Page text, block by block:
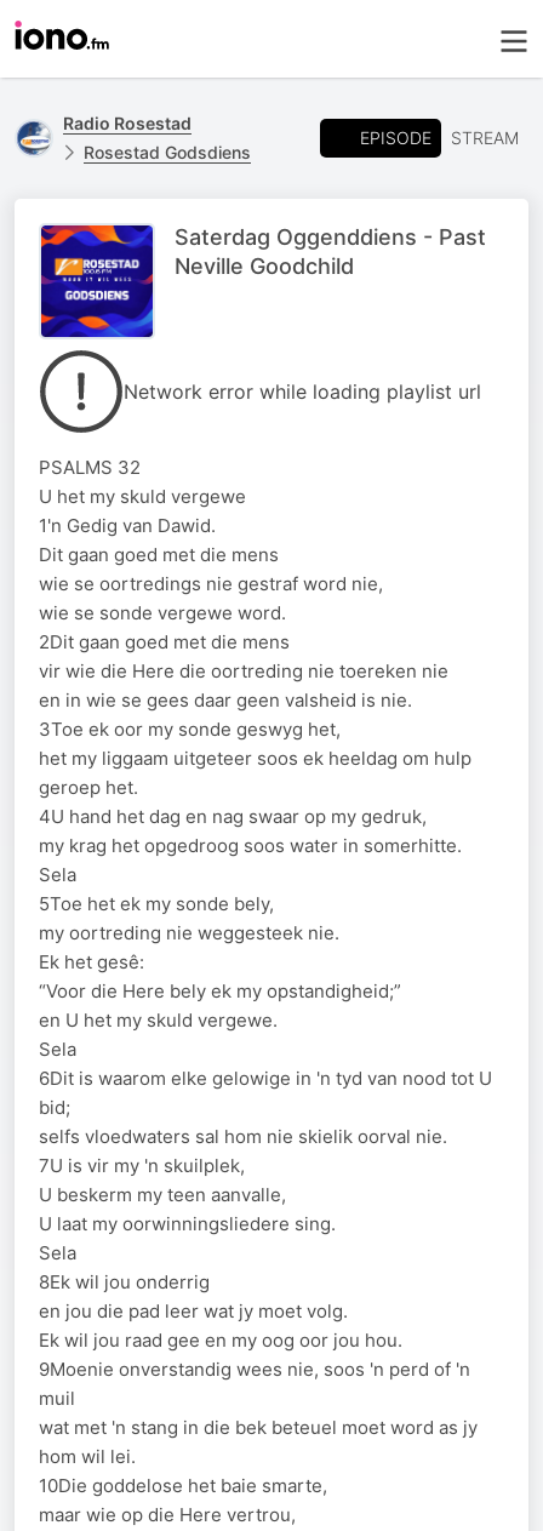
Radio Rosestad
Rosestad Godsdiens
EPISODE STREAM
Saterdag Oggenddiens - Past
Neville Goodchild
Network error while loading playlist url
PSALMS 32
U het my skuld vergewe
1'n Gedig van Dawid.
Dit gaan goed met die mens
wie se oortredings nie gestraf word nie,
wie se sonde vergewe word.
2Dit gaan goed met die mens
vir wie die Here die oortreding nie toereken nie
en in wie se gees daar geen valsheid is nie.
3Toe ek oor my sonde geswyg het,
het my liggaam uitgeteer soos ek heeldag om hulp
geroep het.
4U hand het dag en nag swaar op my gedruk,
my krag het opgedroog soos water in somerhitte.
Sela
5Toe het ek my sonde bely,
my oortreding nie weggesteek nie.
Ek het gesê:
“Voor die Here bely ek my opstandigheid;”
en U het my skuld vergewe.
Sela
6Dit is waarom elke gelowige in 'n tyd van nood tot U
bid;
selfs vloedwaters sal hom nie skielik oorval nie.
7U is vir my 'n skuilplek,
U beskerm my teen aanvalle,
U laat my oorwinningsliedere sing.
Sela
8Ek wil jou onderrig
en jou die pad leer wat jy moet volg.
Ek wil jou raad gee en my oog oor jou hou.
9Moenie onverstandig wees nie, soos 'n perd of 'n
muil
wat met 'n stang in die bek beteuel moet word as jy
hom wil lei.
10Die goddelose het baie smarte,
maar wie op die Here vertrou,